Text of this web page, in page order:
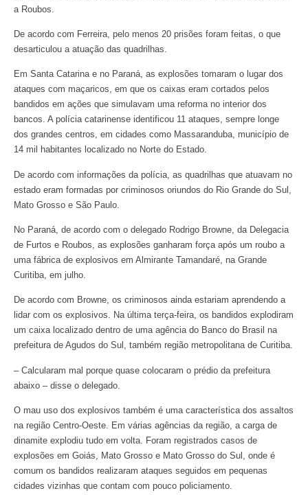
a Roubos.
De acordo com Ferreira, pelo menos 20 prisões foram feitas, o que
desarticulou a atuação das quadrilhas.
Em Santa Catarina e no Paraná, as explosões tomaram o lugar dos
ataques com maçaricos, em que os caixas eram cortados pelos
bandidos em ações que simulavam uma reforma no interior dos
bancos. A polícia catarinense identificou 11 ataques, sempre longe
dos grandes centros, em cidades como Massaranduba, município de
14 mil habitantes localizado no Norte do Estado.
De acordo com informações da polícia, as quadrilhas que atuavam no
estado eram formadas por criminosos oriundos do Rio Grande do Sul,
Mato Grosso e São Paulo.
No Paraná, de acordo com o delegado Rodrigo Browne, da Delegacia
de Furtos e Roubos, as explosões ganharam força após um roubo a
uma fábrica de explosivos em Almirante Tamandaré, na Grande
Curitiba, em julho.
De acordo com Browne, os criminosos ainda estariam aprendendo a
lidar com os explosivos. Na última terça-feira, os bandidos explodiram
um caixa localizado dentro de uma agência do Banco do Brasil na
prefeitura de Agudos do Sul, também região metropolitana de Curitiba.
– Calcularam mal porque quase colocaram o prédio da prefeitura
abaixo – disse o delegado.
O mau uso dos explosivos também é uma característica dos assaltos
na região Centro-Oeste. Em várias agências da região, a carga de
dinamite explodiu tudo em volta. Foram registrados casos de
explosões em Goiás, Mato Grosso e Mato Grosso do Sul, onde é
comum os bandidos realizaram ataques seguidos em pequenas
cidades vizinhas que contam com pouco policiamento.